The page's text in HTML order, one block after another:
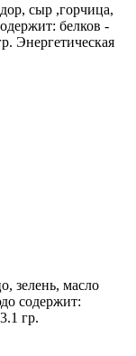
сыр ,горчица,
белков -
Энергетическая
зелень, масло
содержит:
гр.